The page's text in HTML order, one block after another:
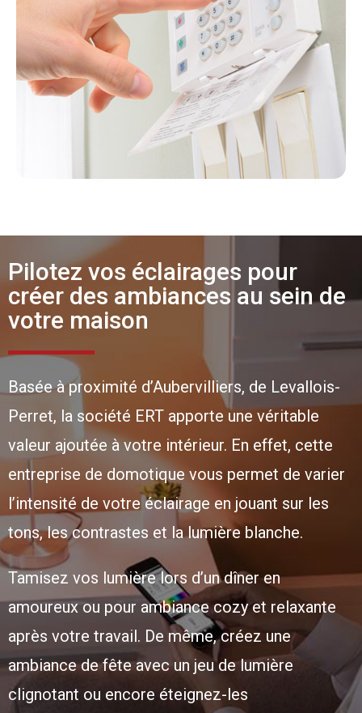
Pilotez vos éclairages pour
créer des ambiances au sein de
votre maison
Basée à proximité d’Aubervilliers, de Levallois-
Perret, la société ERT apporte une véritable
valeur ajoutée à votre intérieur. En effet, cette
entreprise de domotique vous permet de varier
l’intensité de votre éclairage en jouant sur les
tons, les contrastes et la lumière blanche.
Tamisez vos lumière lors d’un dîner en
amoureux ou pour ambiance cozy et relaxante
après votre travail. De même, créez une
ambiance de fête avec un jeu de lumière
clignotant ou encore éteignez-les